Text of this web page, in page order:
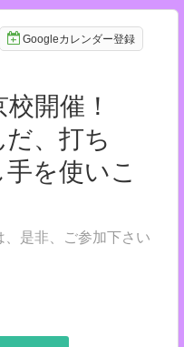
Googleカレンダー登録
開催！
だ、打ち
を使いこ
是非、ご参加下さい